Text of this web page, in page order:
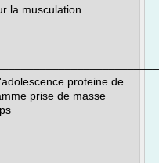
la musculation
proteine de
prise de masse